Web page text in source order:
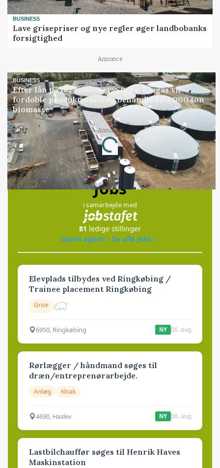
BUSINESS
Lave grisepriser og nye regler øger landbobanks
forsigtighed
Annonce
BUSINESS
Efter lån på 182 millioner: Sindal Biogas vil
fordoble produktionen og behandle 800.000 ton
biomasse
Annonce
Loading...
Jobs
i samarbejde med
81 ledige stillinger
Opret agent
Se alle jobs
Elevplads tilbydes ved Ringkøbing /
Trainee placement Ringkøbing
Grise
6950, Ringkøbing NY 06. aug.
Rørlægger / håndmand søges til
dræn/entreprenørarbejde.
Anlæg Kloak
4690, Haslev NY 06. aug.
Lastbilchauffør søges til Henrik Haves
Maskinstation